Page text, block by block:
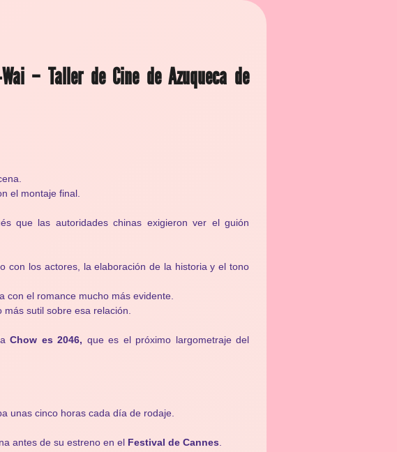
– Taller de Cine de Azuqueca de
el montaje final.
que las autoridades chinas exigieron ver el guión
con los actores, la elaboración de la historia y el tono
con el romance mucho más evidente.
sutil sobre esa relación.
Chow es 2046, que es el próximo largometraje del
unas cinco horas cada día de rodaje.
antes de su estreno en el Festival de Cannes